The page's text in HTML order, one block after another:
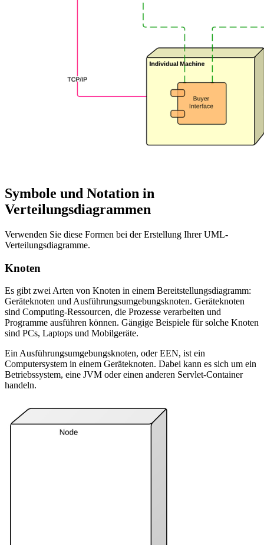
Symbole und Notation in
Verteilungsdiagrammen
Verwenden Sie diese Formen bei der Erstellung Ihrer UML-
Verteilungsdiagramme.
Knoten
Es gibt zwei Arten von Knoten in einem Bereitstellungsdiagramm:
Geräteknoten und Ausführungsumgebungsknoten. Geräteknoten
sind Computing-Ressourcen, die Prozesse verarbeiten und
Programme ausführen können. Gängige Beispiele für solche Knoten
sind PCs, Laptops und Mobilgeräte.
Ein Ausführungsumgebungsknoten, oder EEN, ist ein
Computersystem in einem Geräteknoten. Dabei kann es sich um ein
Betriebssystem, eine JVM oder einen anderen Servlet-Container
handeln.